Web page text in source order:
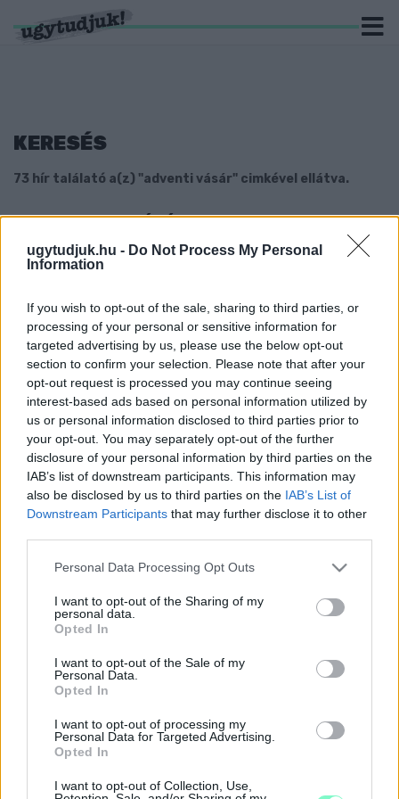
ugytudjuk.hu - Do Not Process My Personal
Information
If you wish to opt-out of the sale, sharing to third parties, or
processing of your personal or sensitive information for
targeted advertising by us, please use the below opt-out
section to confirm your selection. Please note that after your
opt-out request is processed you may continue seeing
interest-based ads based on personal information utilized by
us or personal information disclosed to third parties prior to
your opt-out. You may separately opt-out of the further
disclosure of your personal information by third parties on the
IAB’s list of downstream participants. This information may
also be disclosed by us to third parties on the IAB’s List of
Downstream Participants that may further disclose it to other
Please note that this website/app uses one or more Google
not limited to your visit or usage behaviour. You may click to
grant or deny consent to Google and its third-party tags to
use your data for below specified purposes in below Google
consent section.
Personal Data Processing Opt Outs
I want to opt-out of the Sharing of my
personal data.
Opted In
I want to opt-out of the Sale of my
Personal Data.
Opted In
I want to opt-out of processing my
Personal Data for Targeted Advertising.
Opted In
I want to opt-out of Collection, Use,
KERESÉS
73 hír találató a(z) "adventi vásár" cimkével ellátva.
LESZ ADVENTI VÁSÁR SZOMBATHELYEN!
2020. október. 29. 18:26
Műsor azonban nem.
SZOMBATHELYEN
2020. október. 13. 16:14
A város önkormányzata folyamatosan figyeli a
járványhelyzetet, ezen múlik a vásár sorsa.
SZOMBATHELY NYERTE A KARÁCSONYI
FUTAMOT
2019. december. 31. 19:00
Hartberg és Oberwart alaposan lemaradt.
NINCS IS SZOMORÚBB A BEZÁRÓ ADVENTI
VÁSÁRNÁL
Az advent vége, a Karácsony kezdete!
NEMÉNY ANDRÁS MEGGYÚJTOTTA A
KOSZORÚ ELSŐ GYERTYÁJÁT
2019. november. 30. 20:25
VIDEÓ - FELÜLTÜNK A SZOMBATHELY EYE-RA
ÉS SÉTÁLTUNK EGYET AZ ADVENTI VÁSÁRBAN
2019. november. 29. 17:45
Ha lemaradtál volna, most újranézheted.
MEGÉRKEZETT A SZOMBATHELYI ADVENTI
VÁSÁR RÉSZLETES PROGRAMJA